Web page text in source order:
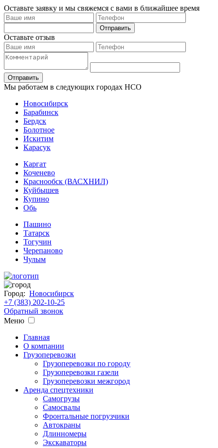
Оставьте заявку и мы свяжемся с вами в ближайшее время
Отправить
Оставьте отзыв
Отправить
Мы работаем в следующих городах НСО
Новосибирск
Барабинск
Бердск
Болотное
Искитим
Карасук
Каргат
Коченево
Краснообск (ВАСХНИЛ)
Куйбышев
Купино
Обь
Пашино
Татарск
Тогучин
Черепаново
Чулым
Город: Новосибирск
+7 (383) 202-10-25
Обратный звонок
Меню
Главная
О компании
Грузоперевозки
Грузоперевозки по городу
Грузоперевозки газели
Грузоперевозки межгород
Аренда спецтехники
Самогрузы
Самосвалы
Фронтальные погрузчики
Автокраны
Длинномеры
Экскаваторы